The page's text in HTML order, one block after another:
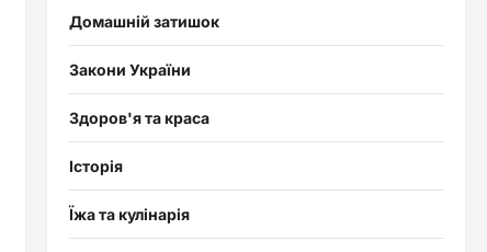
Домашній затишок
Закони України
Здоров'я та краса
Історія
Їжа та кулінарія